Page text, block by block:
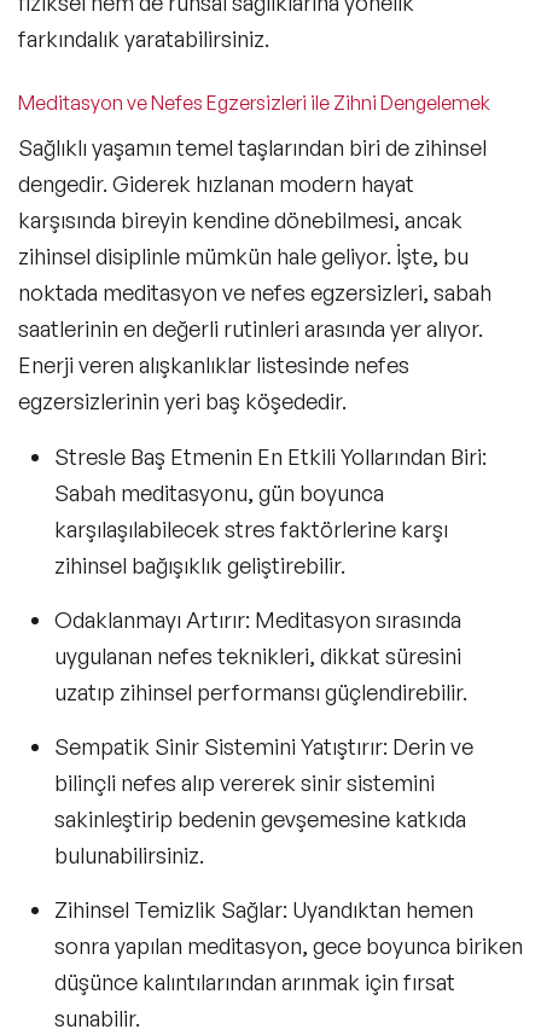
farkındalık yaratabilirsiniz.
Meditasyon ve Nefes Egzersizleri ile Zihni Dengelemek
Sağlıklı yaşamın temel taşlarından biri de zihinsel
dengedir. Giderek hızlanan modern hayat
karşısında bireyin kendine dönebilmesi, ancak
zihinsel disiplinle mümkün hale geliyor. İşte, bu
noktada meditasyon ve nefes egzersizleri, sabah
saatlerinin en değerli rutinleri arasında yer alıyor.
Enerji veren alışkanlıklar listesinde nefes
egzersizlerinin yeri baş köşededir.
Stresle Baş Etmenin En Etkili Yollarından Biri:
Sabah meditasyonu, gün boyunca
karşılaşılabilecek stres faktörlerine karşı
zihinsel bağışıklık geliştirebilir.
Odaklanmayı Artırır: Meditasyon sırasında
uygulanan nefes teknikleri, dikkat süresini
uzatıp zihinsel performansı güçlendirebilir.
Sempatik Sinir Sistemini Yatıştırır: Derin ve
bilinçli nefes alıp vererek sinir sistemini
sakinleştirip bedenin gevşemesine katkıda
bulunabilirsiniz.
Zihinsel Temizlik Sağlar: Uyandıktan hemen
sonra yapılan meditasyon, gece boyunca biriken
düşünce kalıntılarından arınmak için fırsat
sunabilir.